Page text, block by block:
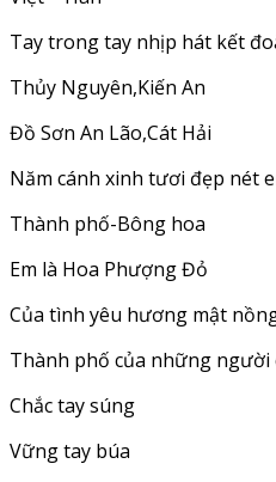
Tay trong tay nhịp hát kết
Thủy Nguyên,Kiến An
Đồ Sơn An Lão,Cát Hải
Năm cánh xinh tươi đẹp nét
Thành phố-Bông hoa
Em là Hoa Phượng Đỏ
Của tình yêu hương mật
Thành phố của những người
Chắc tay súng
Vững tay búa